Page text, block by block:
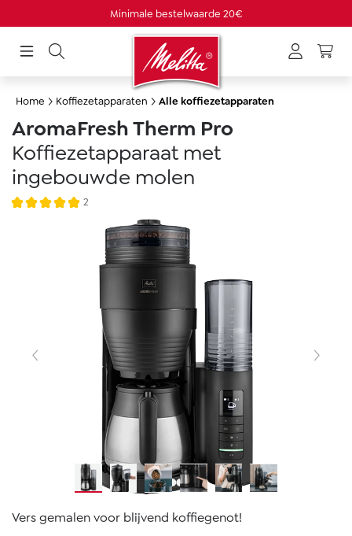
Gratis verzending vanaf 50 €
Home Koffiezetapparaten Alle koffiezetapparaten
AromaFresh Therm Pro
Koffiezetapparaat met
ingebouwde molen
Gemiddelde waardering van 5 van 5 sterren
2
Afbeeldingengalerij overslaan
Vers gemalen voor blijvend koffiegenot!